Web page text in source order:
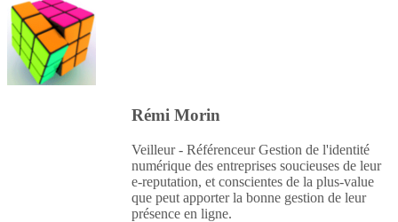
Rémi Morin
Veilleur - Référenceur Gestion de l'identité
numérique des entreprises soucieuses de leur
e-reputation, et conscientes de la plus-value
que peut apporter la bonne gestion de leur
présence en ligne.